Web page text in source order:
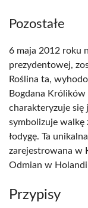
Pozostałe
6 maja 2012 roku
prezydentowej,
Roślina ta,
Bogdana
charakteryzuje
symbolizuje walkę
łodygę. Ta
zarejestrowana w
Odmian w
Przypisy